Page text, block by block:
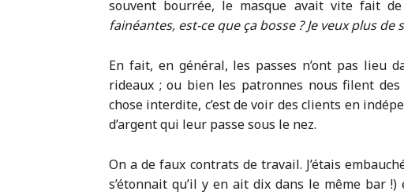
souvent bourrée, le masque avait vite fait
fainéantes, est-ce que ça bosse ? Je veux plus de
En fait, en général, les passes n’ont pas lieu
rideaux ; ou bien les patronnes nous filent
chose interdite, c’est de voir des clients en
d’argent qui leur passe sous le nez.
On a de faux contrats de travail. J’étais
s’étonnait qu’il y en ait dix dans le même bar